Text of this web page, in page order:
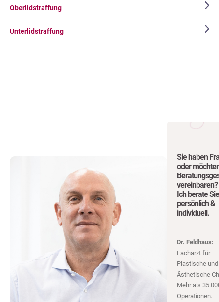
Oberlidstraffung
Unterlidstraffung
Sie haben
oder
vereinbaren?
Ich berate Sie
persönlich &
individuell.
Dr. Feldhaus:
Facharzt für
Plastische und
Ästhetische
Mehr als
Operationen.